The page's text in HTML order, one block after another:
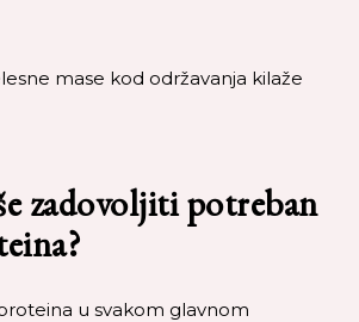
mase kod održavanja kilaže
zadovoljiti potreban
u svakom glavnom